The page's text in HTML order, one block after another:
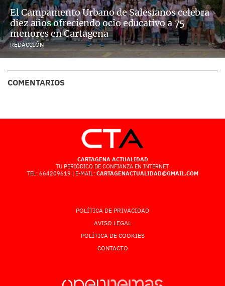
El Campamento Urbano de Salesianos celebra
diez años ofreciendo ocio educativo a 75
menores en Cartagena
REDACCIÓN
COMENTARIOS
CARTAGENA ACTUALIDAD
TU PERIÓDICO DE CONFIANZA EN INTERNET.
TEL: 664209619 | E-MAIL: CARTAGENACTUALIDAD@GMAIL.COM
POLÍTICA DE PRIVACIDAD
AVISO LEGAL
POLÍTICA DE COOKIES
CONTACTO